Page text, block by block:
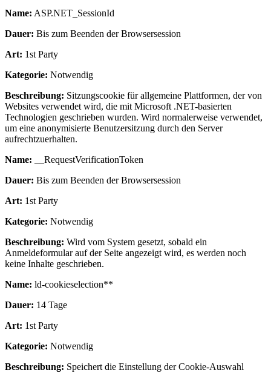
Name: ASP.NET_SessionId
Dauer: Bis zum Beenden der Browsersession
Art: 1st Party
Kategorie: Notwendig
Beschreibung: Sitzungscookie für allgemeine Plattformen, der von
Websites verwendet wird, die mit Microsoft .NET-basierten
Technologien geschrieben wurden. Wird normalerweise verwendet,
um eine anonymisierte Benutzersitzung durch den Server
aufrechtzuerhalten.
Name: __RequestVerificationToken
Dauer: Bis zum Beenden der Browsersession
Art: 1st Party
Kategorie: Notwendig
Beschreibung: Wird vom System gesetzt, sobald ein
Anmeldeformular auf der Seite angezeigt wird, es werden noch
keine Inhalte geschrieben.
Name: ld-cookieselection**
Dauer: 14 Tage
Art: 1st Party
Kategorie: Notwendig
Beschreibung: Speichert die Einstellung der Cookie-Auswahl